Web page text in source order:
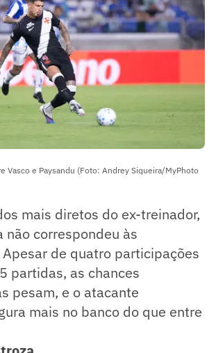
Vasco e Paysandu (Foto: Andrey Siqueira/MyPhoto
mais diretos do ex-treinador,
não correspondeu às
de quatro participações
partidas, as chances
pesam, e o atacante
mais no banco do que entre